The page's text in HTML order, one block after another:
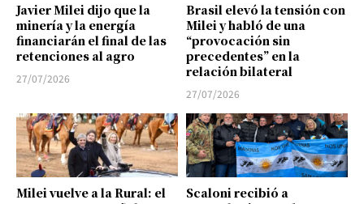
Javier Milei dijo que la
minería y la energía
financiarán el final de las
retenciones al agro
27/07/2026
Brasil elevó la tensión con
Milei y habló de una
“provocación sin
precedentes” en la
relación bilateral
27/07/2026
Milei vuelve a la Rural: el
Scaloni recibió a